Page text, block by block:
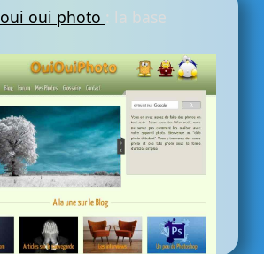
oui oui photo : la base